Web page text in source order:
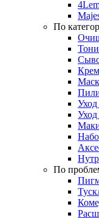
По
Уход
Уход
По